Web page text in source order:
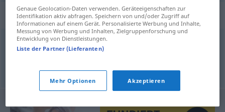
Synonyme für "unterbleiben"
entfallen,wegfallen,ausbleiben
© OpenThesaurus.de
Genaue Geolocation-Daten verwenden. Geräteeigenschaften zur
Identifikation aktiv abfragen. Speichern von und/oder Zugriff auf
Informationen auf einem Gerät. Personalisierte Werbung und Inhalte,
Messung von Werbung und Inhalten, Zielgruppenforschung und
Entwicklung von Dienstleistungen.
Liste der Partner (Lieferanten)
Mehr Optionen Akzeptieren